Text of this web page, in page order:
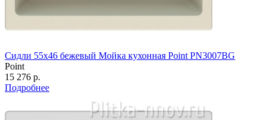
Сидли 55х46 бежевый Мойка кухонная Point PN3007BG
Point
15 276 р.
Подробнее